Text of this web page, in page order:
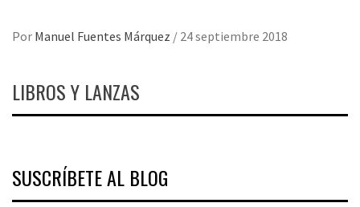
Por Manuel Fuentes Márquez / 24 septiembre 2018
LIBROS Y LANZAS
SUSCRÍBETE AL BLOG